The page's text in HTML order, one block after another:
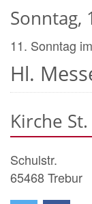
Hl.
Sonntag,
11. Sonntag
Kirche
Schulstr.
65468Trebur